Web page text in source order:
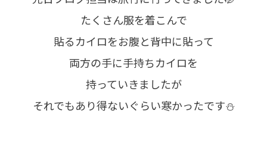
たくさん服を着こんで
貼るカイロをお腹と背中に貼って
両方の手に手持ちカイロを
持っていきましたが
それでもあり得ないぐらい寒かったです⛄